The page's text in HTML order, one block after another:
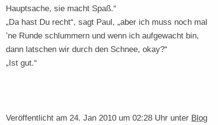
Hauptsache, sie macht Spaß.“
„Da hast Du recht“, sagt Paul, „aber ich muss noch mal
’ne Runde schlummern und wenn ich aufgewacht bin,
dann latschen wir durch den Schnee, okay?“
„Ist gut.“
Veröffentlicht am24. Jan 2010 um 02:28 Uhr unter Blog